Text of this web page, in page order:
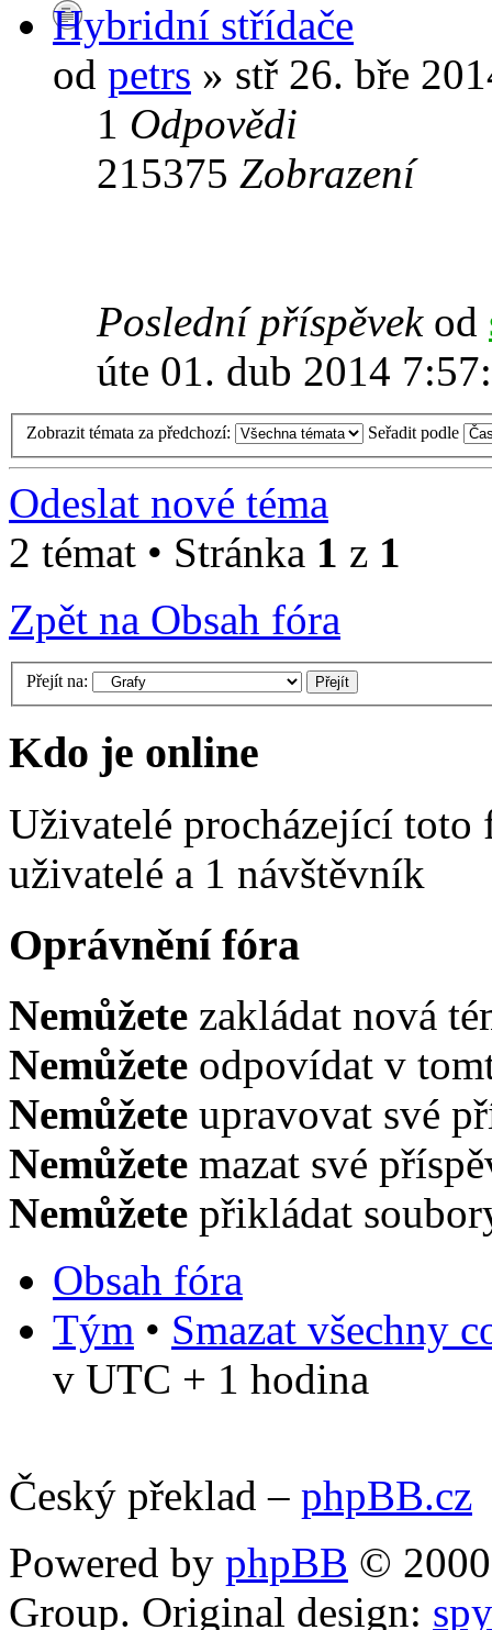
Hybridní střídače
od petrs » stř 26. bře
1 Odpovědi
215375 Zobrazení
Poslední příspěvek od
úte 01. dub 2014
Zobrazit témata za předchozí: Seřadit podle
Odeslat nové téma
2 témat • Stránka 1 z 1
Zpět na Obsah fóra
Přejít na:
Kdo je online
Uživatelé procházející
uživatelé a 1 návštěvník
Oprávnění fóra
Nemůžete zakládat nová
Nemůžete odpovídat v
Nemůžete upravovat své
Nemůžete mazat své
Nemůžete přikládat
Obsah fóra
Tým • Smazat všechny
v UTC + 1 hodina
Český překlad – phpBB.cz
Powered by phpBB ©
Group. Original design: